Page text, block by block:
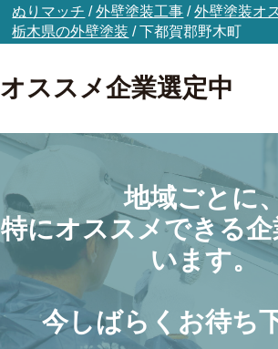
ぬりマッチ /外壁塗装工事 /外壁塗装オ
栃木県の外壁塗装 /下都賀郡野木町
オススメ企業選定中
地域ごとに
特にオススメできる
います。
今しばらくお待ち